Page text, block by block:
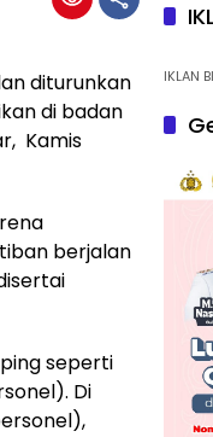
diturunkan
di badan
Kamis
berjalan
seperti
Di
IKLAN BI